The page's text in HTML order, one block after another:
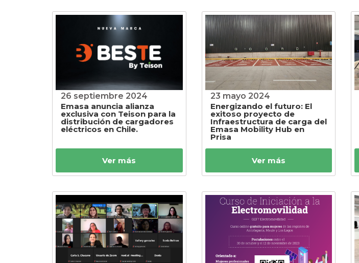
26 septiembre 2024
Emasa anuncia alianza
exclusiva con Teison para la
distribución de cargadores
eléctricos en Chile.
Ver más
23 mayo 2024
Energizando el futuro: El
exitoso proyecto de
Infraestructura de carga del
Emasa Mobility Hub en
Prisa
Ver más